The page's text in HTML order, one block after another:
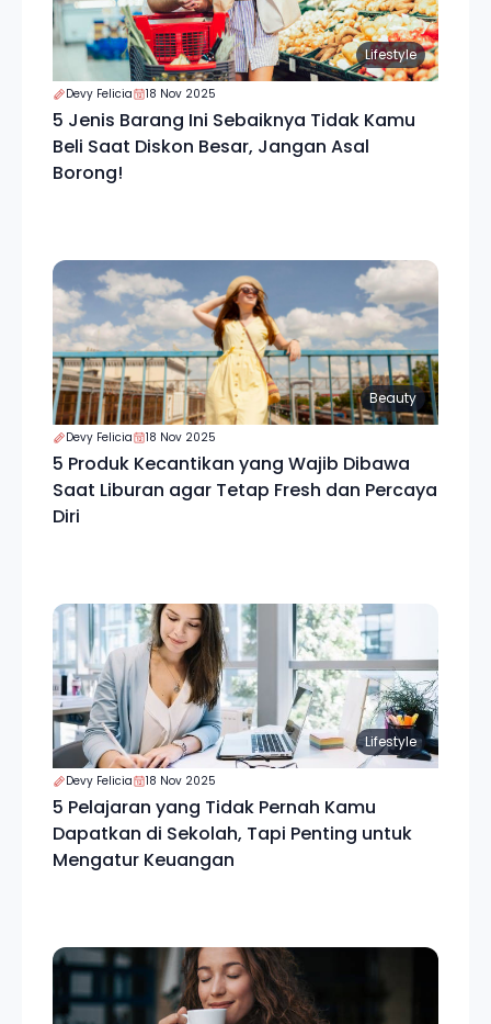
Lifestyle
Devy Felicia 18 Nov 2025
5 Jenis Barang Ini Sebaiknya Tidak Kamu
Beli Saat Diskon Besar, Jangan Asal
Borong!
Beauty
Devy Felicia 18 Nov 2025
5 Produk Kecantikan yang Wajib Dibawa
Saat Liburan agar Tetap Fresh dan Percaya
Diri
Lifestyle
Devy Felicia 18 Nov 2025
5 Pelajaran yang Tidak Pernah Kamu
Dapatkan di Sekolah, Tapi Penting untuk
Mengatur Keuangan